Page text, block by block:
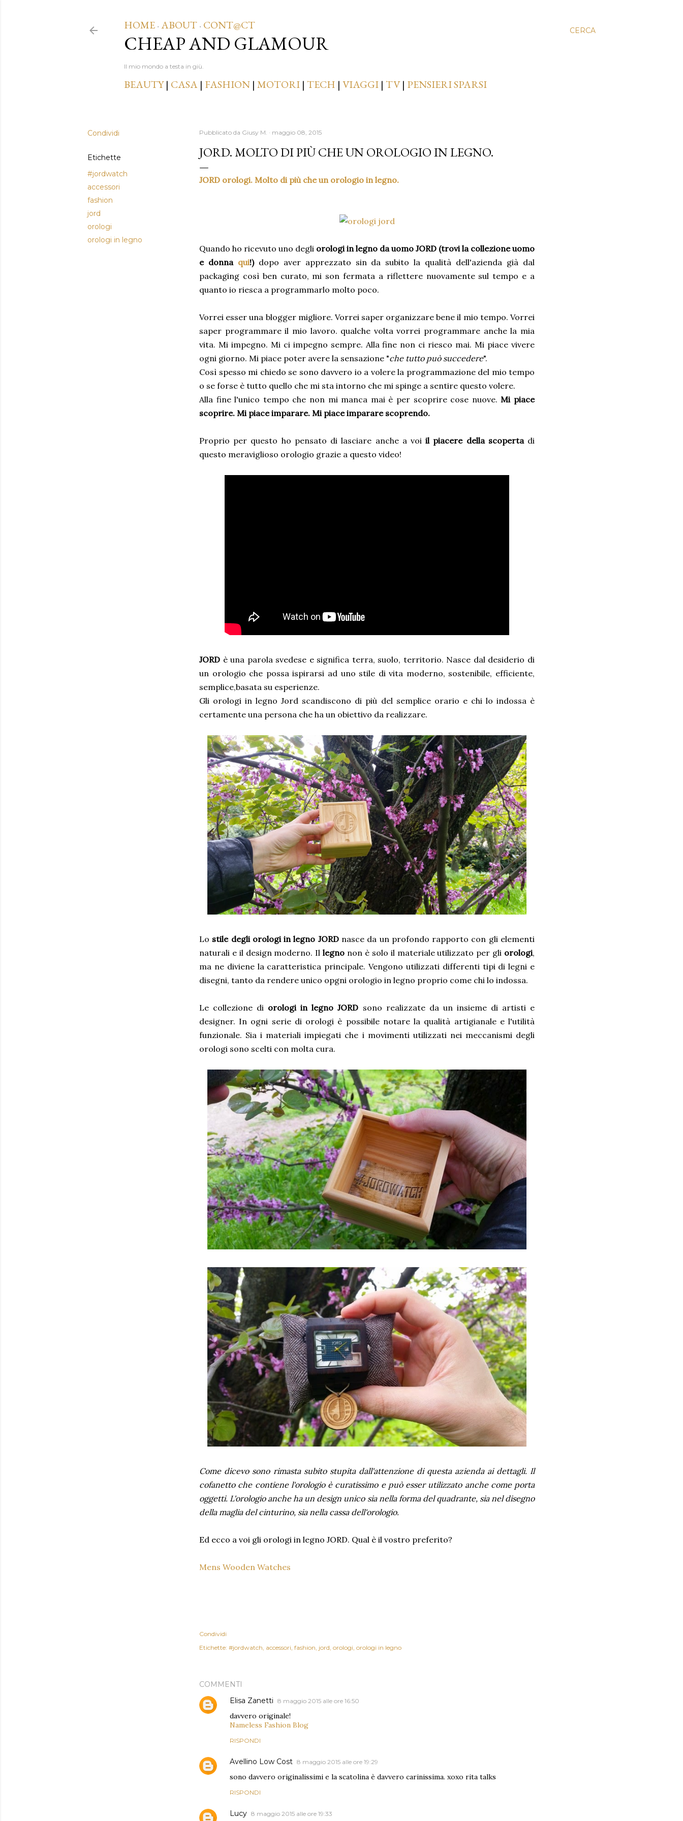
CERCA
HOME · ABOUT · CONT@CT
CHEAP AND GLAMOUR
Il mio mondo a testa in giù.
BEAUTY| CASA | FASHION | MOTORI | TECH | VIAGGI | TV| PENSIERI SPARSI
Condividi
Etichette
#jordwatch
accessori
fashion
jord
orologi
orologi in legno
Pubblicato da Giusy M. maggio 08, 2015
JORD. MOLTO DI PIÙ CHE UN OROLOGIO IN LEGNO.
JORD orologi. Molto di più che un orologio in legno.
Quando ho ricevuto uno degli orologi in legno da uomo JORD (trovi la collezione uomo
e donna qui!)dopo aver apprezzato sin da subito la qualità dell'azienda già dal
packaging così ben curato, mi son fermata a riflettere nuovamente sul tempo e a
quanto io riesca a programmarlo molto poco.
Vorrei esser una blogger migliore. Vorrei saper organizzare bene il mio tempo. Vorrei
saper programmare il mio lavoro. qualche volta vorrei programmare anche la mia
vita. Mi impegno. Mi ci impegno sempre. Alla fine non ci riesco mai. Mi piace vivere
ogni giorno. Mi piace poter avere la sensazione "che tutto può succedere".
Così spesso mi chiedo se sono davvero io a volere la programmazione del mio tempo
o se forse è tutto quello che mi sta intorno che mi spinge a sentire questo volere.
Alla fine l'unico tempo che non mi manca mai è per scoprire cose nuove.Mi piace
scoprire. Mi piace imparare. Mi piace imparare scoprendo.
Proprio per questo ho pensato di lasciare anche a voiil piacere della scoperta di
questo meraviglioso orologio grazie a questo video!
JORD è una parola svedese e significa terra, suolo, territorio. Nasce dal desiderio di
un orologio che possa ispirarsi ad uno stile di vita moderno, sostenibile, efficiente,
semplice,basata su esperienze.
Gli orologi in legno Jord scandiscono di più del semplice orario e chi lo indossa è
certamente una persona che ha un obiettivo da realizzare.
Lo stile degli orologi in legno JORDnasce da un profondo rapporto con gli elementi
naturali e il design moderno. Illegno non è solo il materiale utilizzato per gli orologi,
ma ne diviene la caratteristica principale. Vengono utilizzati differenti tipi di legni e
disegni, tanto da rendere unico opgni orologio in legno proprio come chi lo indossa.
Le collezione di orologi in legno JORD sono realizzate da un insieme di artisti e
designer. In ogni serie di orologi è possibile notare la qualità artigianale e l'utilità
funzionale. Sia i materiali impiegati che i movimenti utilizzati nei meccanismi degli
orologi sono scelti con molta cura.
Come dicevo sono rimasta subito stupita dall'attenzione di questa azienda ai dettagli. Il
cofanetto che contiene l'orologio è curatissimo e può esser utilizzato anche come porta
oggetti. L'orologio anche ha un design unico sia nella forma del quadrante, sia nel disegno
della maglia del cinturino, sia nella cassa dell'orologio.
Ed ecco a voi gli orologi in legno JORD. Qual è il vostro preferito?
Mens Wooden Watches
Condividi
Etichette: #jordwatch accessori fashion jord orologi orologi in legno
COMMENTI
Elisa Zanetti 8 maggio 2015 alle ore 16:50
davvero originale!
Nameless Fashion Blog
RISPONDI
Avellino Low Cost 8 maggio 2015 alle ore 19:29
sono davvero originalissimi e la scatolina è davvero carinissima. xoxo rita talks
RISPONDI
Lucy 8 maggio 2015 alle ore 19:33